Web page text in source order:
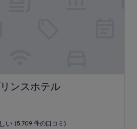
ンスホテル
ホテル
い (5,709 件の口コミ)